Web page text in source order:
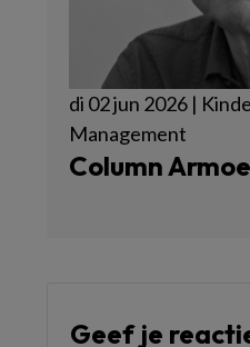
di 02 jun 2026 |
Management
Column
Geef je